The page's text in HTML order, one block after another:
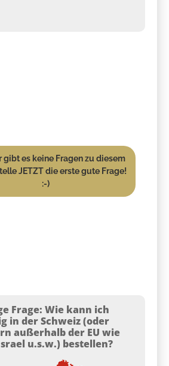
gibt es keine Fragen zu diesem
JETZT die erste gute Frage!
:-)
Frage: Wie kann ich
in der Schweiz (oder
außerhalb der EU wie
u.s.w.) bestellen?